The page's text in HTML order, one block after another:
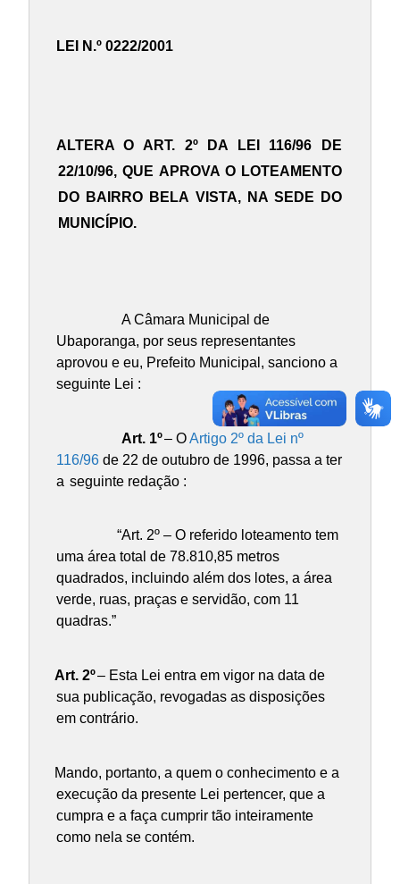
LEI N.º 0222/2001
ALTERA O ART. 2º DA LEI 116/96 DE
22/10/96, QUE APROVA O LOTEAMENTO
DO BAIRRO BELA VISTA, NA SEDE DO
MUNICÍPIO.
A Câmara Municipal de
Ubaporanga, por seus representantes
aprovou e eu, Prefeito Municipal, sanciono a
seguinte Lei :
Art. 1º– OArtigo 2º da Lei nº
116/96de 22 de outubro de 1996, passa a ter
a seguinte redação :
“Art. 2º – O referido loteamento tem
uma área total de 78.810,85 metros
quadrados, incluindo além dos lotes, a área
verde, ruas, praças e servidão, com 11
quadras.”
Art. 2º– Esta Lei entra em vigor na data de
sua publicação, revogadas as disposições
em contrário.
Mando, portanto, a quem o conhecimento e a
execução da presente Lei pertencer, que a
cumpra e a faça cumprir tão inteiramente
como nela se contém.